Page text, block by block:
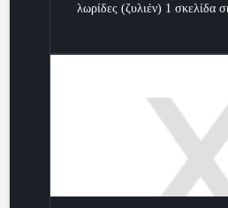
λωρίδες (ζυλιέν) 1 σκελίδα